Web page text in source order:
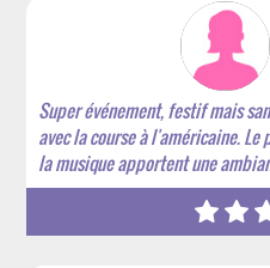
Super événement, festif mais
avec la course à l'américaine. Le
la musique apportent une